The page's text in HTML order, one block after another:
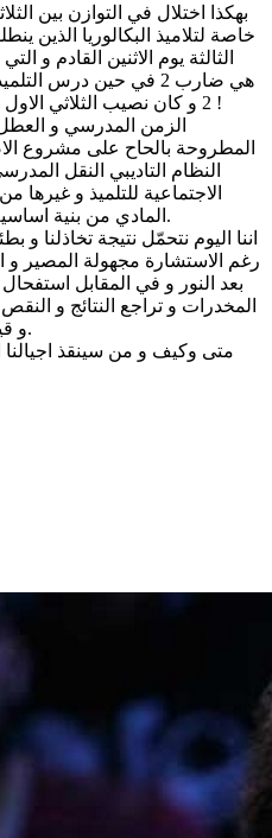
خاصة لتلاميذ البكالوريا الذين
2 و كان نصيب الثلاثي الاول 76 يوما بالتمام و الكمال ضارب 1 !
الزمن المدرسي و
المطروحة بالحاح على مشروع
النظام التاديبي النقل
الاجتماعية للتلميذ و غيرها
المادي من بنية اساسية و اثاث و تجهيزات و ادوات عمل.
اننا اليوم نتحمّل نتيجة تخاذلنا و
رغم الاستشارة مجهولة المصير و
بعد النور و في المقابل
المخدرات و تراجع النتائج و
و قيمين و عملة و اداريين و محضرين.
متى وكيف و من سينقذ اجيالنا